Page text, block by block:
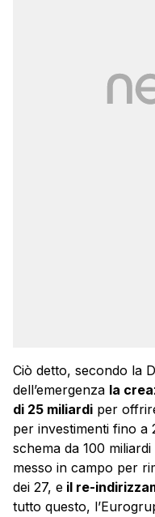
Ciò detto, secondo la
dell’emergenza la
di 25 miliardi per
per investimenti fino a
schema da 100
messo in campo per
dei 27, e il re-
tutto questo,